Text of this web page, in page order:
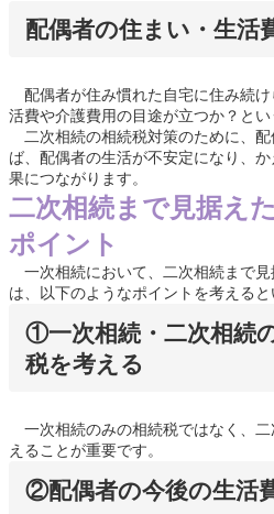
配偶者の住まい・生活
配偶者が住み慣れた自宅に住み続
活費や介護費用の目途が立つか？とい
二次相続の相続税対策のために、
ば、配偶者の生活が不安定になり、
果につながります。
二次相続まで見据え
ポイント
一次相続において、二次相続まで
は、以下のようなポイントを考えると
①一次相続・二次相続
税を考える
一次相続のみの相続税ではなく、
えることが重要です。
②配偶者の今後の生活